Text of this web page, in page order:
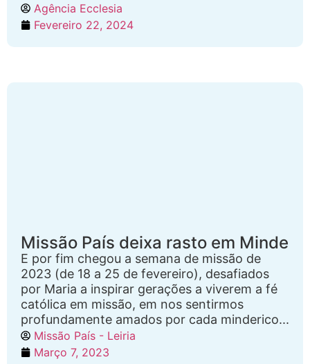
Agência Ecclesia
Fevereiro 22, 2024
Missão País deixa rasto em Minde
E por fim chegou a semana de missão de
2023 (de 18 a 25 de fevereiro), desafiados
por Maria a inspirar gerações a viverem a fé
católica em missão, em nos sentirmos
profundamente amados por cada minderico...
Missão País - Leiria
Março 7, 2023